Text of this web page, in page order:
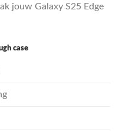
jouw Galaxy S25 Edge
case